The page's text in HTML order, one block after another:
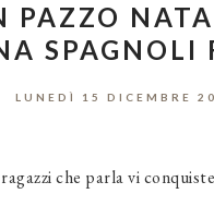
PAZZO
SPAGNOLI
LUNEDÌ 15 DICEMBRE
che parla vi